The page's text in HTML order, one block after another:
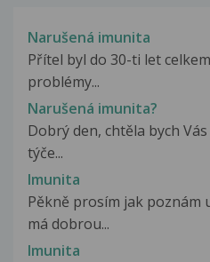
Narušená imunita
Přítel byl do 30-ti let
problémy...
Narušená imunita?
Dobrý den, chtěla bych
týče...
Imunita
Pěkně prosím jak poznám
má dobrou...
Imunita